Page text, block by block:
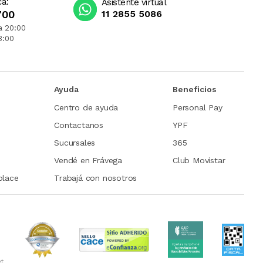
20:00
Asistente virtual
11 2855 5086
Ayuda
Centro de ayuda
Contactanos
Sucursales
Vendé en Frávega
Trabajá con nosotros
Beneficios
Personal Pay
YPF
365
Club Movistar